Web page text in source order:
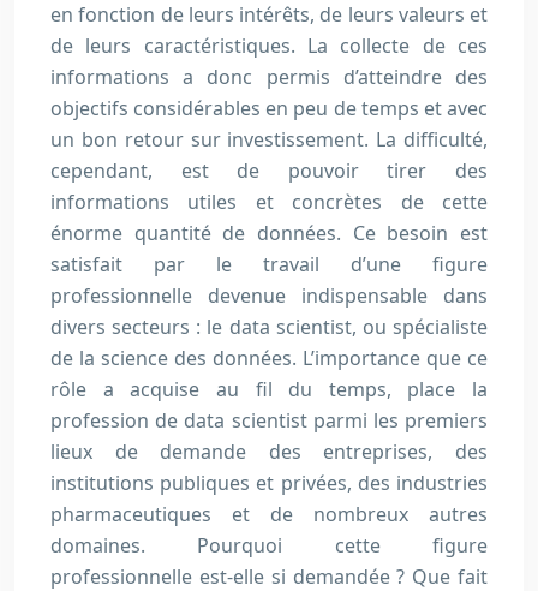
en fonction de leurs intérêts, de leurs valeurs et
de leurs caractéristiques. La collecte de ces
informations a donc permis d’atteindre des
objectifs considérables en peu de temps et avec
un bon retour sur investissement. La difficulté,
cependant, est de pouvoir tirer des
informations utiles et concrètes de cette
énorme quantité de données. Ce besoin est
satisfait par le travail d’une figure
professionnelle devenue indispensable dans
divers secteurs : le data scientist, ou spécialiste
de la science des données. L’importance que ce
rôle a acquise au fil du temps, place la
profession de data scientist parmi les premiers
lieux de demande des entreprises, des
institutions publiques et privées, des industries
pharmaceutiques et de nombreux autres
domaines. Pourquoi cette figure
professionnelle est-elle si demandée ? Que fait